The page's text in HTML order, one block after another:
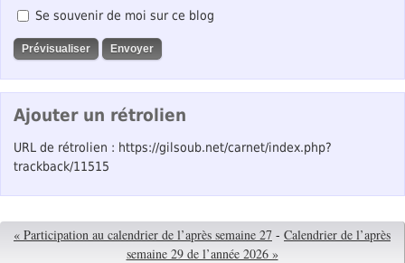
Se souvenir de moi sur ce blog
Ajouter un rétrolien
URL de rétrolien : https://gilsoub.net/carnet/index.php?
trackback/11515
« Participation au calendrier de l’après semaine 27 - Calendrier de l’après
semaine 29 de l’année 2026 »